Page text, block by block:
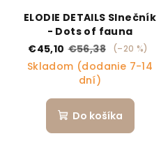
ELODIE DETAILS Slnečník
- Dots of fauna
€45,10 €56,38 (–20 %)
Skladom (dodanie 7-14
dní)
Do košíka